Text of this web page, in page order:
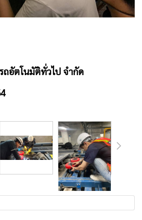
อัตโนมัติทั่วไป จำกัด